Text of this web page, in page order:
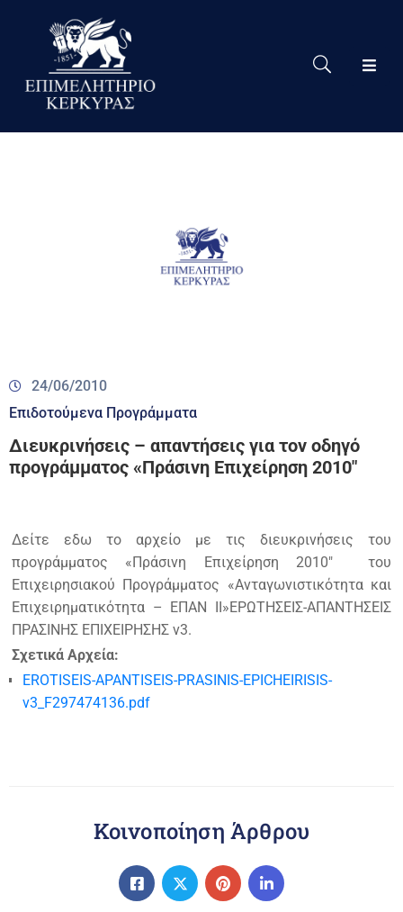
Το
Eπιμελητήριο
24/06/2010
Επιδοτούμενα Προγράμματα
Διευκρινήσεις – απαντήσεις για τον οδηγό
προγράμματος «Πράσινη Επιχείρηση 2010″
Δείτε εδω το αρχείο με τις διευκρινήσεις του
προγράμματος «Πράσινη Επιχείρηση 2010″ του
Επιχειρησιακού Προγράμματος «Ανταγωνιστικότητα και
Επιχειρηματικότητα – ΕΠΑΝ ΙΙ»ΕΡΩΤΗΣΕΙΣ-ΑΠΑΝΤΗΣΕΙΣ
ΠΡΑΣΙΝΗΣ ΕΠΙΧΕΙΡΗΣΗΣ v3.
Σχετικά Αρχεία:
EROTISEIS-APANTISEIS-PRASINIS-EPICHEIRISIS-
v3_F297474136.pdf
Κοινοποίηση Άρθρου